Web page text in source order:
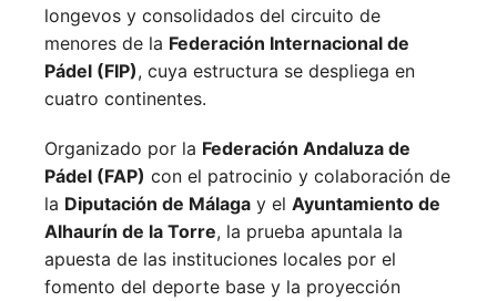
longevos y consolidados del circuito de
menores de la Federación Internacional de
Pádel (FIP), cuya estructura se despliega en
cuatro continentes.
Organizado por la Federación Andaluza de
Pádel (FAP) con el patrocinio y colaboración de
la Diputación de Málaga y el Ayuntamiento de
Alhaurín de la Torre, la prueba apuntala la
apuesta de las instituciones locales por el
fomento del deporte base y la proyección